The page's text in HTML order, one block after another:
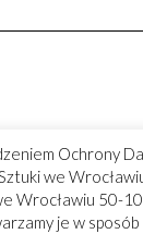
Ochrony
we
Wrocławiu 50-
je w